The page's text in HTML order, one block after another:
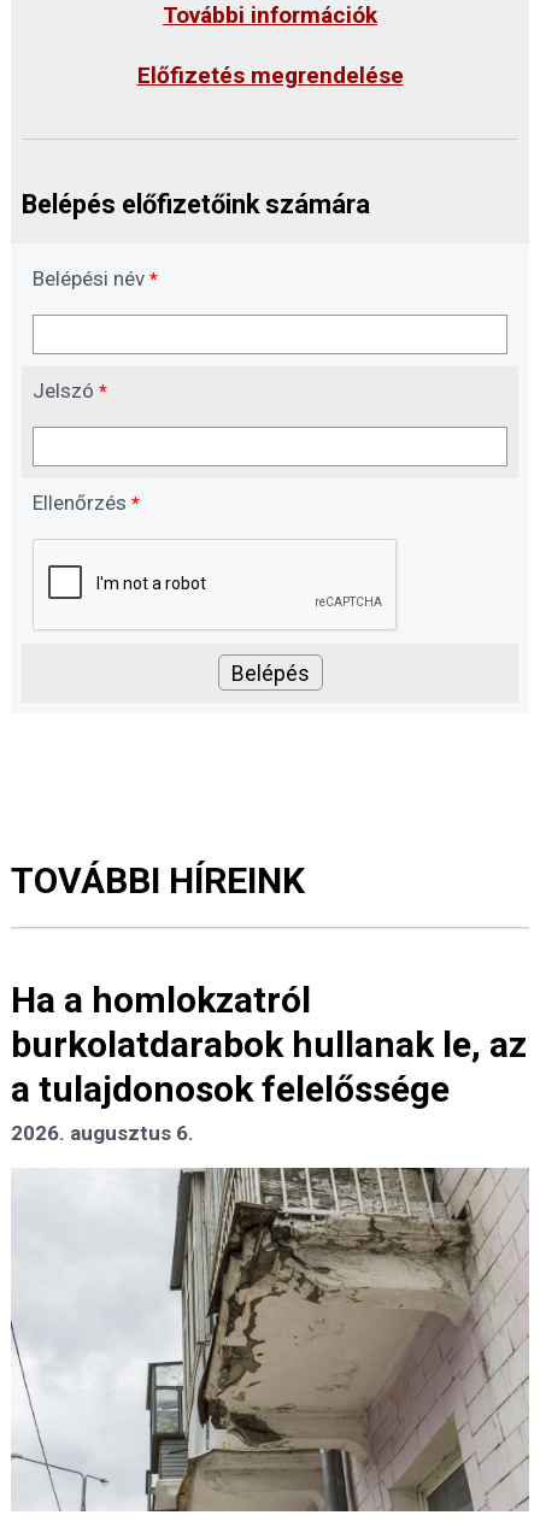
További információk
Előfizetés megrendelése
Belépés előfizetőink számára
Belépési név *
Jelszó *
Ellenőrzés *
TOVÁBBI HÍREINK
Ha a homlokzatról
burkolatdarabok hullanak le, az
a tulajdonosok felelőssége
2026. augusztus 6.